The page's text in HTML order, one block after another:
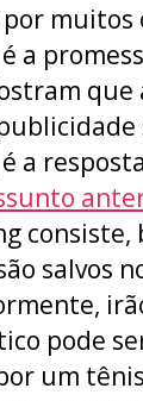
por
a
que
a
consiste,
salvos
pode
um